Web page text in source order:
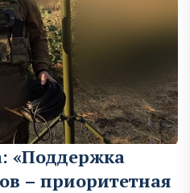
«Поддержка
– приоритетная